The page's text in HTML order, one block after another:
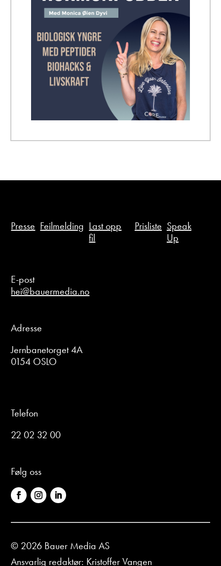
Presse Feilmelding Last opp
fil
Prisliste Speak
Up
E-post
hei@bauermedia.no
Adresse
Jernbanetorget 4A
0154 OSLO
Telefon
22 02 32 00
Følg oss
© 2026 Bauer Media AS
Ansvarlig redaktør: Kristoffer Vangen